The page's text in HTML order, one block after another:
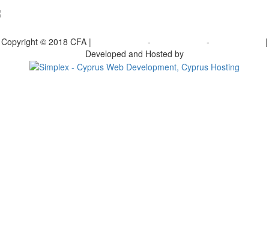
Copyright © 2018 CFA | - -
|
Developed and Hosted by